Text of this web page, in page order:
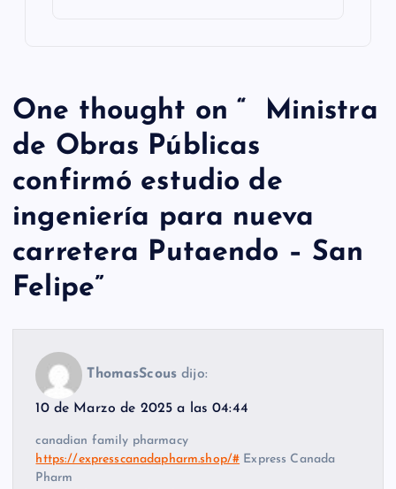
One thought on “ Ministra
de Obras Públicas
confirmó estudio de
ingeniería para nueva
carretera Putaendo – San
Felipe”
ThomasScous dijo:
10 de Marzo de 2025 a las 04:44
canadian family pharmacy
https://expresscanadapharm.shop/# Express Canada
Pharm